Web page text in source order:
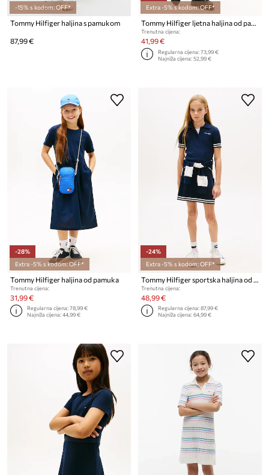
-15% s kodom: OFF*
Tommy Hilfiger haljina s pamukom
87,99 €
Extra -5% s kodom: OFF*
Tommy Hilfiger ljetna haljina od pamuka
Trenutna cijena:
41,99 €
Regularna cijena:73,99 €
Najniža cijena:52,99 €
-28%
Extra -5% s kodom: OFF*
Tommy Hilfiger haljina od pamuka
Trenutna cijena:
31,99 €
Regularna cijena:78,99 €
Najniža cijena:44,99 €
-24%
Extra -5% s kodom: OFF*
Trenutna cijena:
48,99 €
Regularna cijena:87,99 €
Najniža cijena:64,99 €